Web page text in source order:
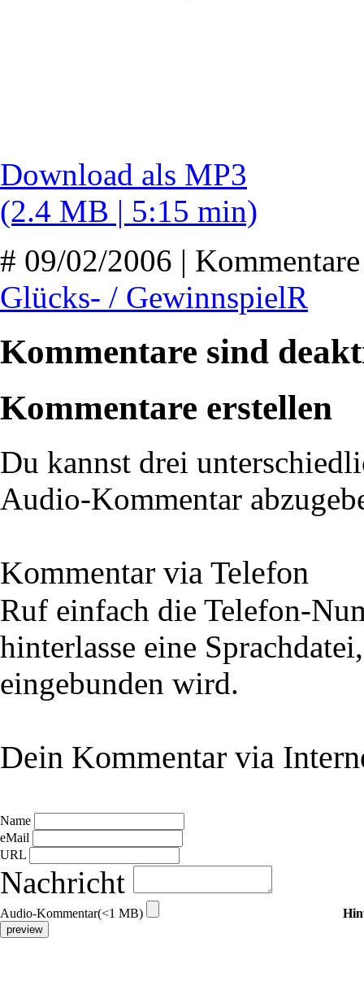
Download als MP3
(2.4 MB | 5:15 min)
# 09/02/2006 |
Glücks- / GewinnspielR
Kommentare sind
Kommentare erstellen
Du kannst drei
Audio-Kommentar
Kommentar via Telefon
Ruf einfach die Telefon-
hinterlasse eine
eingebunden wird.
Dein Kommentar via
Name
eMail
URL
Nachricht
Audio-Kommentar(<1 MB)